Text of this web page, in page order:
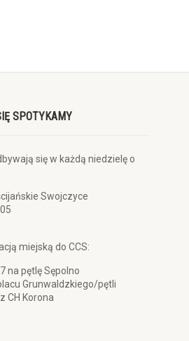
SPOTYKAMY
się w każdą niedzielę o
Swojczyce
miejską do CCS:
na pętlę Sępolno
Grunwaldzkiego/pętli
CH Korona